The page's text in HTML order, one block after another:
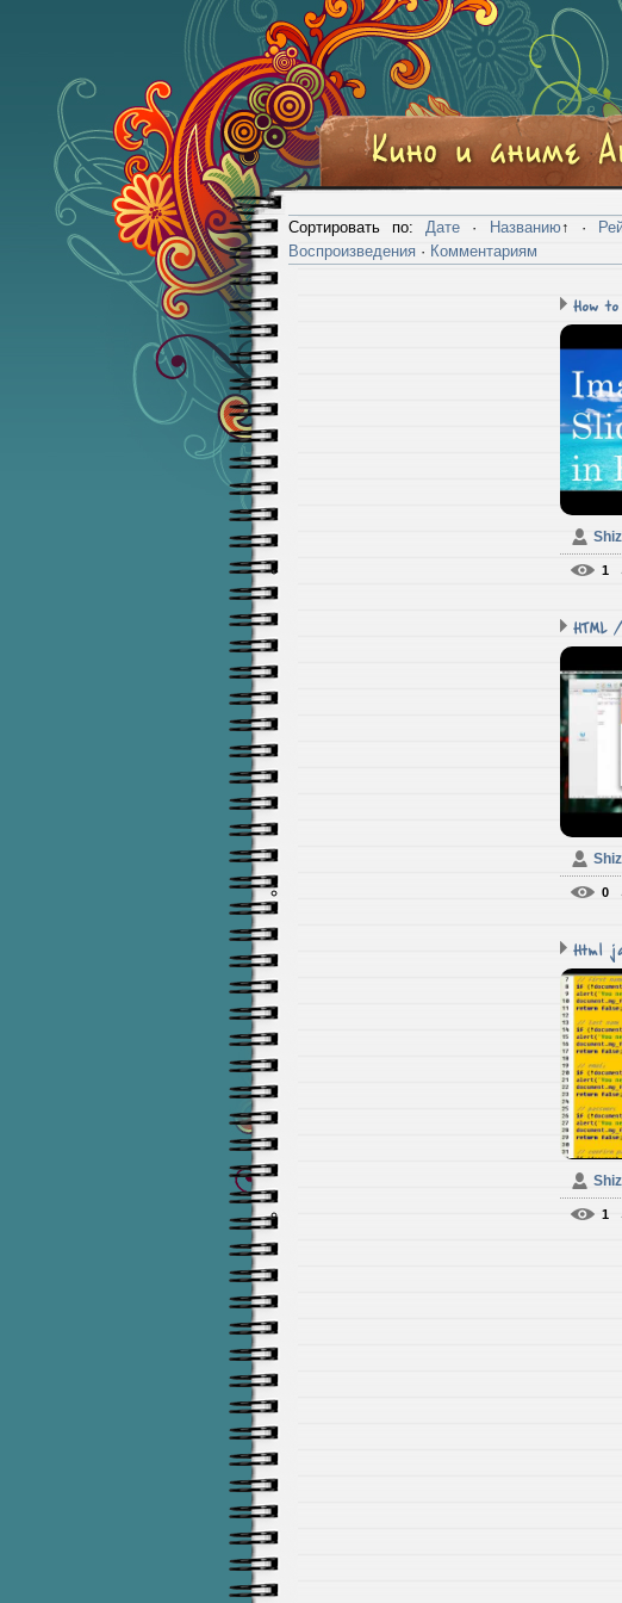
Сортировать по:Дате · Названию↑ ·
Воспроизведения · Комментариям
How
1
HTML
0
Html
1